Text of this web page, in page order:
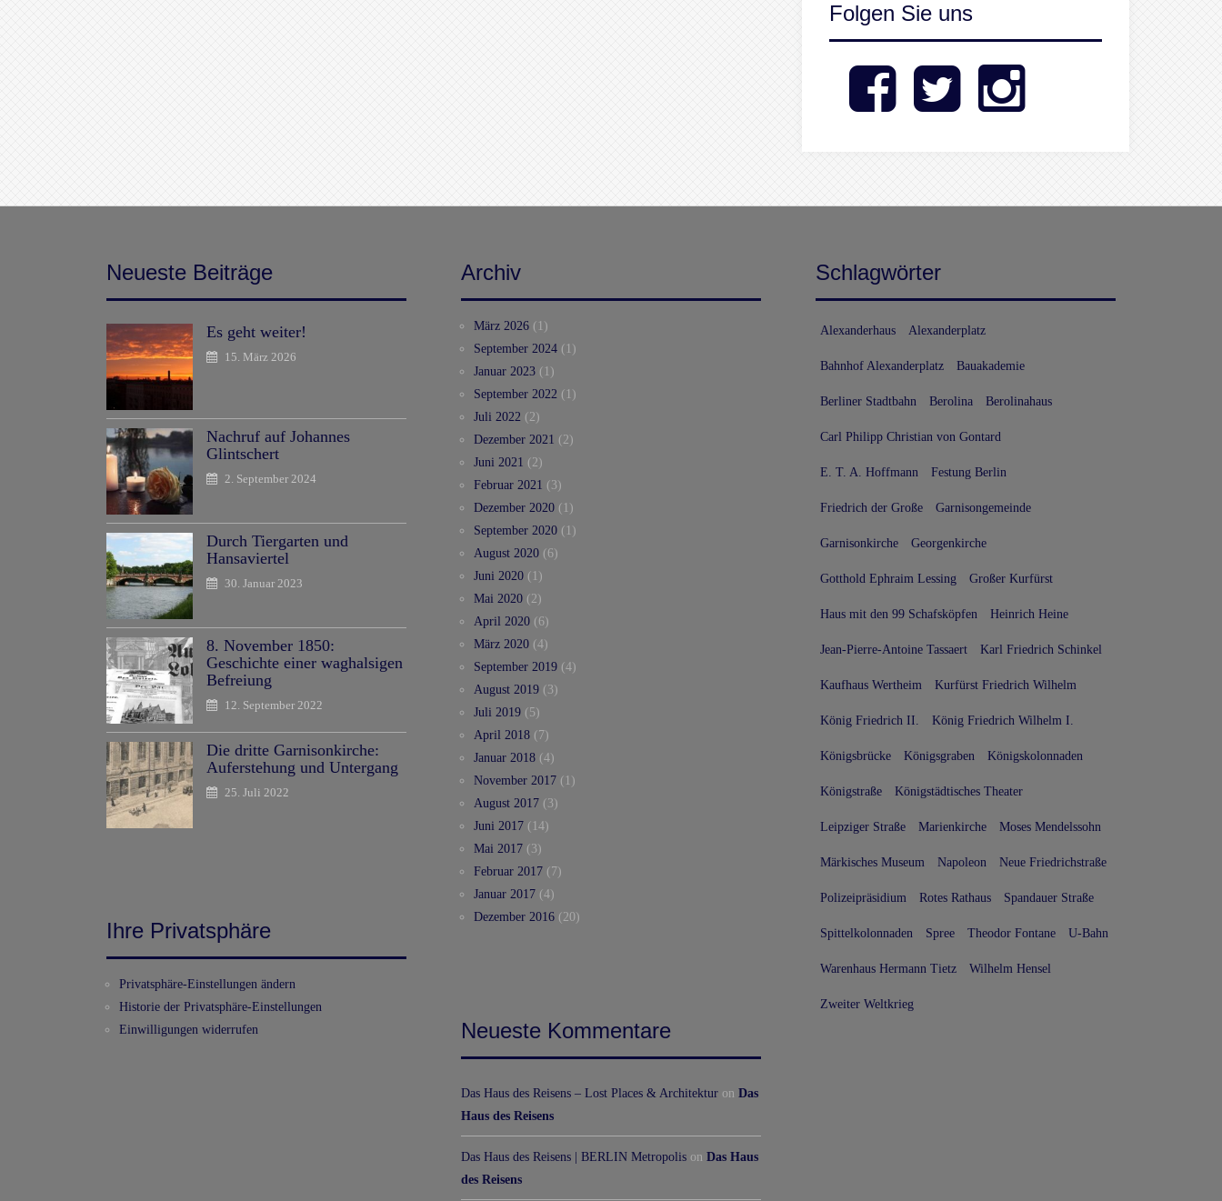
Folgen Sie uns
Facebook Twitter Instagram
Neueste Beiträge
Es geht weiter!
15. März 2026
Nachruf auf Johannes
Glintschert
2. September 2024
Durch Tiergarten und
Hansaviertel
30. Januar 2023
8. November 1850:
Geschichte einer waghalsigen
Befreiung
12. September 2022
Die dritte Garnisonkirche:
Auferstehung und Untergang
25. Juli 2022
Ihre Privatsphäre
Privatsphäre-Einstellungen ändern
Historie der Privatsphäre-Einstellungen
Einwilligungen widerrufen
Archiv
März 2026 (1)
September 2024 (1)
Januar 2023 (1)
September 2022 (1)
Juli 2022 (2)
Dezember 2021 (2)
Juni 2021 (2)
Februar 2021 (3)
Dezember 2020 (1)
September 2020 (1)
August 2020 (6)
Juni 2020 (1)
Mai 2020 (2)
April 2020 (6)
März 2020 (4)
September 2019 (4)
August 2019 (3)
Juli 2019 (5)
April 2018 (7)
Januar 2018 (4)
November 2017 (1)
August 2017 (3)
Juni 2017 (14)
Mai 2017 (3)
Februar 2017 (7)
Januar 2017 (4)
Dezember 2016 (20)
Neueste Kommentare
Das Haus des Reisens – Lost Places & Architektur on Das
Haus des Reisens
Das Haus des Reisens | BERLIN Metropolis on Das Haus
des Reisens
Schlagwörter
Alexanderhaus Alexanderplatz
Bahnhof Alexanderplatz Bauakademie
Berliner Stadtbahn Berolina Berolinahaus
Carl Philipp Christian von Gontard
E. T. A. Hoffmann Festung Berlin
Friedrich der Große Garnisongemeinde
Garnisonkirche Georgenkirche
Gotthold Ephraim Lessing Großer Kurfürst
Haus mit den 99 Schafsköpfen Heinrich Heine
Jean-Pierre-Antoine Tassaert Karl Friedrich Schinkel
Kaufhaus Wertheim Kurfürst Friedrich Wilhelm
König Friedrich II. König Friedrich Wilhelm I.
Königsbrücke Königsgraben Königskolonnaden
Königstraße Königstädtisches Theater
Leipziger Straße Marienkirche Moses Mendelssohn
Märkisches Museum Napoleon Neue Friedrichstraße
Polizeipräsidium Rotes Rathaus Spandauer Straße
Spittelkolonnaden Spree Theodor Fontane U-Bahn
Warenhaus Hermann Tietz Wilhelm Hensel
Zweiter Weltkrieg